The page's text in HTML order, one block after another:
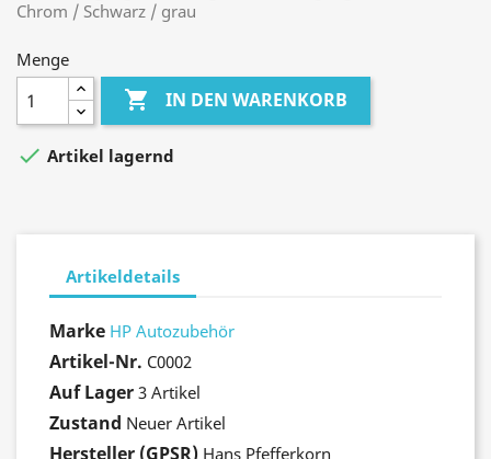
Chrom / Schwarz / grau
Menge
 IN DEN WARENKORB
 Artikel lagernd
Artikeldetails
Marke HP Autozubehör
Artikel-Nr. C0002
Auf Lager 3 Artikel
Zustand Neuer Artikel
Hersteller (GPSR) Hans Pfefferkorn